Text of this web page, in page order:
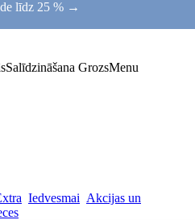
līdz 25 % →
Salīdzināšana GrozsMenu
Iedvesmai Akcijas un